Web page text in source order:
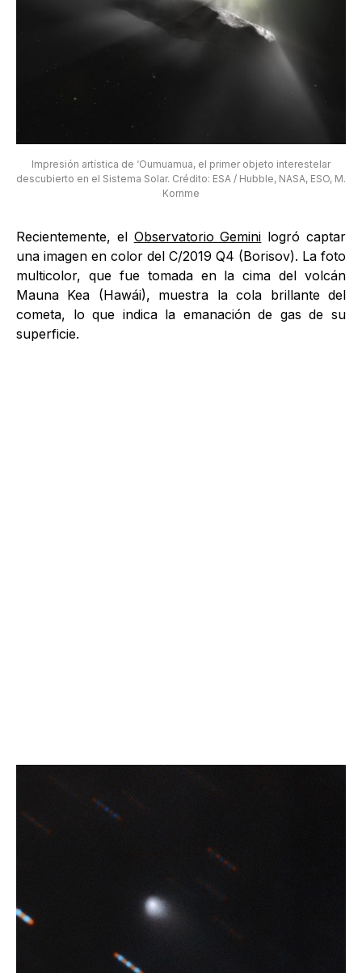
Impresión artística de ‘Oumuamua, el primer objeto interestelar
descubierto en el Sistema Solar. Crédito: ESA / Hubble, NASA, ESO, M.
Kornme
Recientemente, el Observatorio Gemini logró captar
una imagen en color del C/2019 Q4 (Borisov). La foto
multicolor, que fue tomada en la cima del volcán
Mauna Kea (Hawái), muestra la cola brillante del
cometa, lo que indica la emanación de gas de su
superficie.